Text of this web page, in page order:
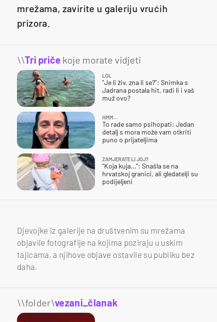
mrežama, zavirite u galeriju vrućih
prizora.
\\Tri priče koje morate vidjeti
LOL
"Je li živ, zna li se?": Snimka s
Jadrana postala hit, radi li i vaš
muž ovo?
HMM…
To rade samo psihopati: Jedan
detalj s mora može vam otkriti
puno o prijateljima
ZAMJERATE LI JOJ?
"Koja kuja…": Snašla se na
hrvatskoj granici, ali gledatelji su
podijeljeni
Djevojke iz galerije na društvenim su mrežama
objavile fotografije na kojima poziraju u uskim
tajicama, a njihove objave ostavile su publiku bez
daha.
\\folder\vezani_članak